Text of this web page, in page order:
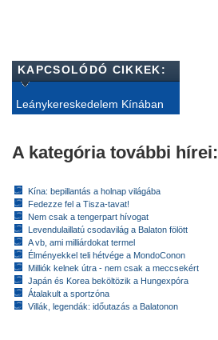
KAPCSOLÓDÓ CIKKEK:
Leánykereskedelem Kínában
A kategória további hírei:
Kína: bepillantás a holnap világába
Fedezze fel a Tisza-tavat!
Nem csak a tengerpart hívogat
Levendulaillatú csodavilág a Balaton fölött
A vb, ami milliárdokat termel
Élményekkel teli hétvége a MondoConon
Milliók kelnek útra - nem csak a meccsekért
Japán és Korea beköltözik a Hungexpóra
Átalakult a sportzóna
Villák, legendák: időutazás a Balatonon